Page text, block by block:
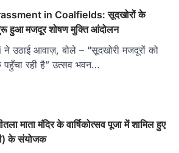
in Coalfields: सूदखोरों के
हुआ मजदूर शोषण मुक्ति आंदोलन
उठाई आवाज़, बोले – “सूदखोरी मजदूरों को
रही है” उत्सव भवन…
माता मंदिर के वार्षिकोत्सव पूजा में शामिल हुए
के संयोजक